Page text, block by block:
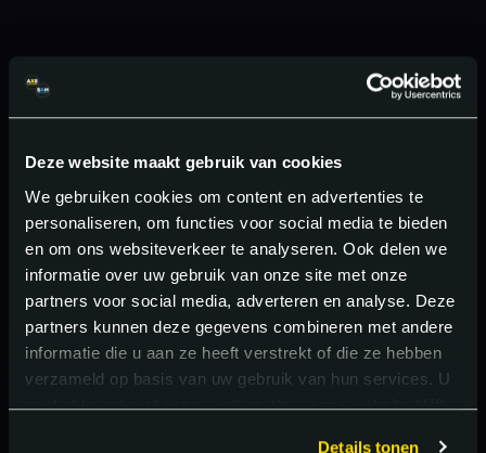
Deze website maakt gebruik van cookies
We gebruiken cookies om content en advertenties te
personaliseren, om functies voor social media te bieden
en om ons websiteverkeer te analyseren. Ook delen we
informatie over uw gebruik van onze site met onze
partners voor social media, adverteren en analyse. Deze
partners kunnen deze gegevens combineren met andere
informatie die u aan ze heeft verstrekt of die ze hebben
verzameld op basis van uw gebruik van hun services. U
gaat akkoord met onze cookies als u onze website blijft
Details tonen